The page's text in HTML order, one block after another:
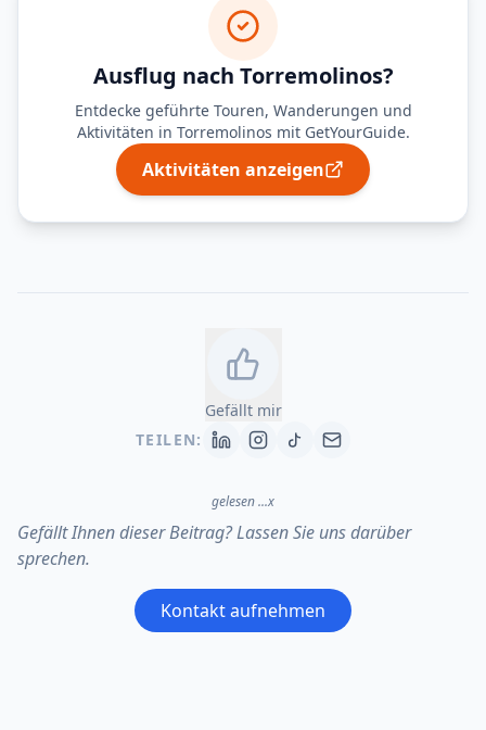
Ausflug nach Torremolinos?
Entdecke geführte Touren, Wanderungen und
Aktivitäten in Torremolinos mit GetYourGuide.
Aktivitäten anzeigen
Gefällt mir
TEILEN:
gelesen...x
Gefällt Ihnen dieser Beitrag? Lassen Sie uns darüber
sprechen.
Kontakt aufnehmen